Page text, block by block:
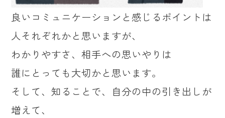
良いコミュニケーションと感じるポイントは
人それぞれかと思いますが、
わかりやすさ、相手への思いやりは
誰にとっても大切かと思います。
そして、知ることで、自分の中の引き出しが
増えて、